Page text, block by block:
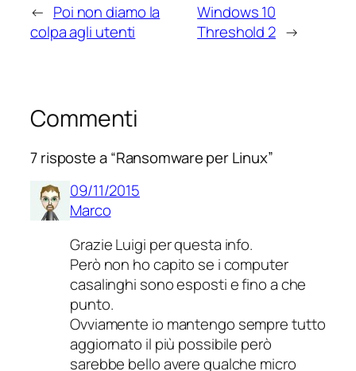
← Poi non diamo la
colpa agli utenti
Windows 10
Threshold 2 →
Commenti
7 risposte a “Ransomware per Linux”
09/11/2015
Marco
Grazie Luigi per questa info.
Però non ho capito se i computer
casalinghi sono esposti e fino a che
punto.
Ovviamente io mantengo sempre tutto
aggiornato il più possibile però
sarebbe bello avere qualche micro